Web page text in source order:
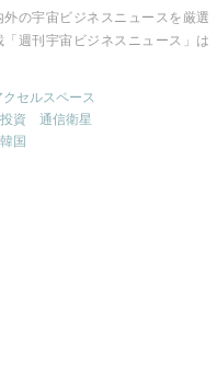
の宇宙ビジネスニュースを厳選
「週刊宇宙ビジネスニュース」は
クセルスペース
投資
通信衛星
韓国